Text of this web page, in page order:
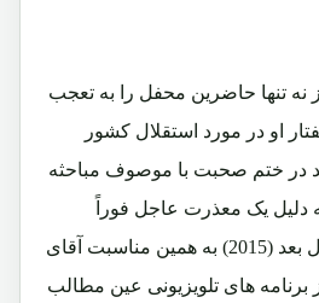
نه تنها حاضرین محفل را به تعجب
او در مورد استقلال کشور
در ختم صحبت با موصوف مباحثه
دلیل یک معذرت عاجل فوراً
مجلس را ترک کرد. سال بعد (2015) به همین مناسبت آقای
برنامه های تلویزیونی عین مطالب